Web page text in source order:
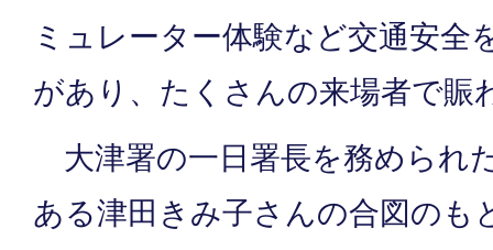
ミュレーター体験など交通安全
があり、たくさんの来場者で賑
大津署の一日署長を務められ
ある津田きみ子さんの合図のも